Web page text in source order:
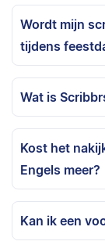
Wordt mijn
tijdens
Wat is
Kost het
Engels meer?
Kan ik een